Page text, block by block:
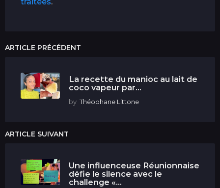
ARTICLE PRÉCÉDENT
La recette du manioc au lait de
coco vapeur par...
by Théophane Littone
ARTICLE SUIVANT
Une influenceuse Réunionnaise
défie le silence avec le
challenge «...